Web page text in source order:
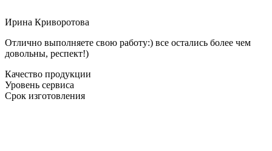
Ирина Криворотова
Отлично выполняете свою работу:) все остались более чем
довольны, респект!)
Качество продукции
Уровень сервиса
Срок изготовления